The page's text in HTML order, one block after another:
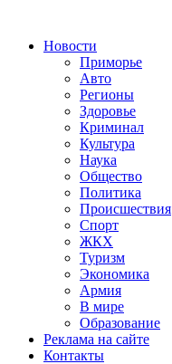
Новости
Приморье
Авто
Регионы
Здоровье
Криминал
Культура
Наука
Общество
Политика
Происшествия
Спорт
ЖКХ
Туризм
Экономика
Армия
В мире
Образование
Реклама на сайте
Контакты